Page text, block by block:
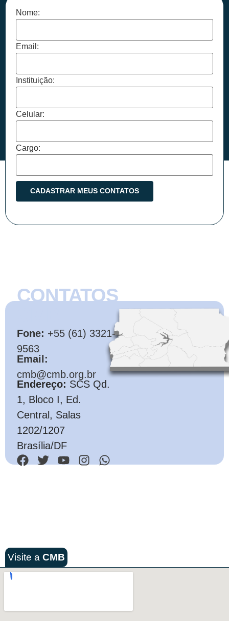
Nome:
Email:
Instituição:
Celular:
Cargo:
CONTATOS
Fone: +55 (61) 3321-
9563
Email:
cmb@cmb.org.br
Endereço: SCS Qd.
1, Bloco I, Ed.
Central, Salas
1202/1207
Brasília/DF
Visite a CMB